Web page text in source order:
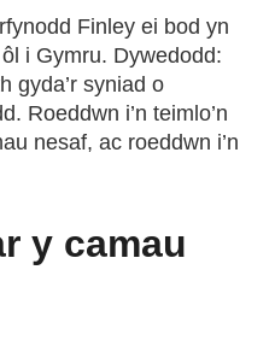
Finley ei bod yn
i Gymru. Dywedodd:
gyda’r syniad o
Roeddwn i’n teimlo’n
nesaf, ac roeddwn i’n
y camau